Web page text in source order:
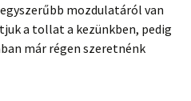
mozdulatáról van
a tollat a kezünkben, pedig
már régen szeretnénk